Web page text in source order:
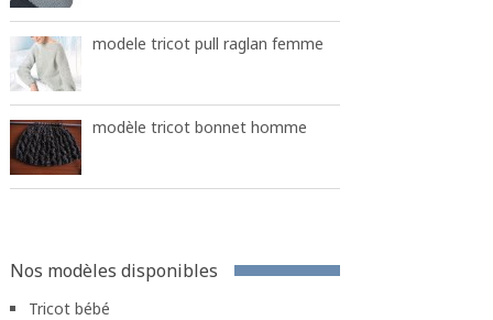
modele tricot pull raglan femme
modèle tricot bonnet homme
Nos modèles disponibles
Tricot bébé